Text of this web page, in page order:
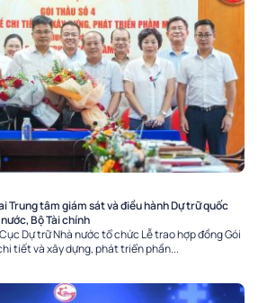
Trung tâm giám sát và điều hành Dự trữ quốc
Bộ Tài chính
Dự trữ Nhà nước tổ chức Lễ trao hợp đồng Gói
tiết và xây dựng, phát triển phần...